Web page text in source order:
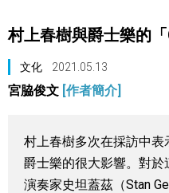
日本指南
視覺日本
臺灣香港
更多
村上春樹與爵士樂的
文化 2021.05.13
宮脇俊文 [作者簡介]
村上春樹多次在採訪中
爵士樂的很大影響。對
演奏家史坦蓋茲（Stan